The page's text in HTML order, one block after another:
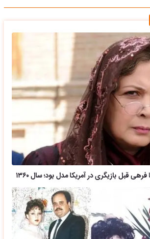
قبل بازیگری در آمریکا مدل بود؛ سال ۱۳۶۰